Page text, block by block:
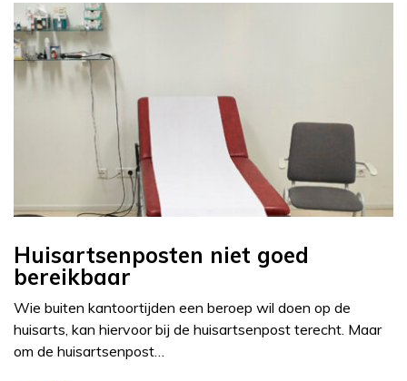
Huisartsenposten niet goed
bereikbaar
Wie buiten kantoortijden een beroep wil doen op de
huisarts, kan hiervoor bij de huisartsenpost terecht. Maar
om de huisartsenpost…